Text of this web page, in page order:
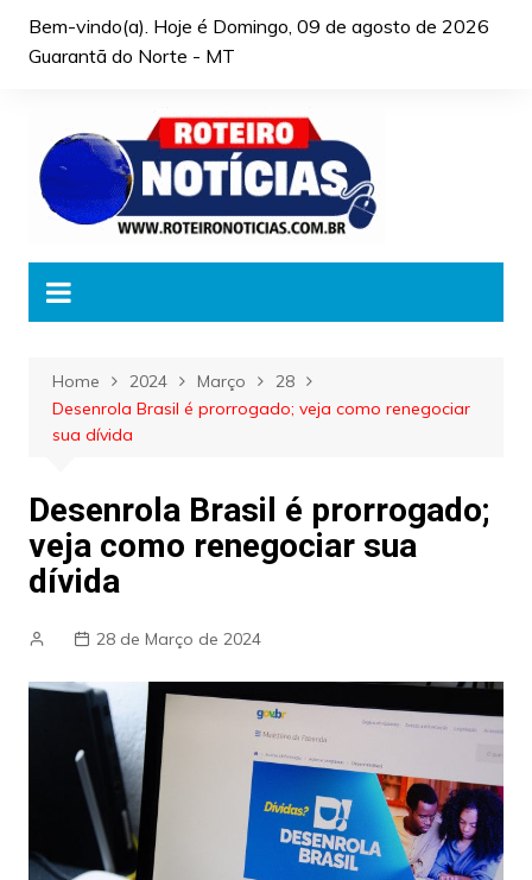
Bem-vindo(a). Hoje é Domingo, 09 de agosto de 2026
Guarantã do Norte - MT
Home 2024 Março
28
Desenrola Brasil é prorrogado; veja como renegociar
sua dívida
Desenrola Brasil é prorrogado;
veja como renegociar sua
dívida
28 de Março de 2024